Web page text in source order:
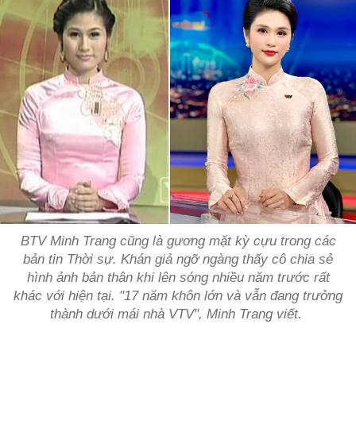
BTV Minh Trang cũng là gương mặt kỳ cựu trong các
bản tin Thời sự. Khán giả ngỡ ngàng thấy cô chia sẻ
hình ảnh bản thân khi lên sóng nhiều năm trước rất
khác với hiện tại. "17 năm khôn lớn và vẫn đang trưởng
thành dưới mái nhà VTV", Minh Trang viết.